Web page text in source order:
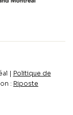
| Politique de
: Riposte